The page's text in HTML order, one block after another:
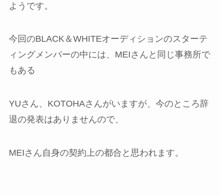
ようです。
今回のBLACK＆WHITEオーディションのスターテ
ィングメンバーの中には、MEIさんと同じ事務所で
もある
YUさん、KOTOHAさんがいますが、今のところ辞
退の発表はありませんので、
MEIさん自身の契約上の都合と思われます。